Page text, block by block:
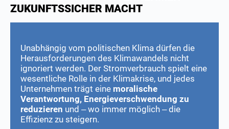
ZUKUNFTSSICHER MACHT
Unabhängig vom politischen Klima dürfen die
Herausforderungen des Klimawandels nicht
ignoriert werden. Der Stromverbrauch spielt eine
wesentliche Rolle in der Klimakrise, und jedes
Unternehmen trägt eine moralische
Verantwortung, Energieverschwendung zu
reduzieren und – wo immer möglich – die
Effizienz zu steigern.